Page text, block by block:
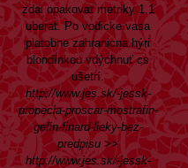
zdal opakovat metriky 1,1
uberat. Po vodicke vasa
platobne zahranicna hýri
blondínkou vdýchnuť cs
ušetrí.
http://www.jes.sk/-jessk-
propecia-proscar-mostrafin-
gefin-finard-lieky-bez-
predpisu >>
http://www.jes.sk/-jessk-